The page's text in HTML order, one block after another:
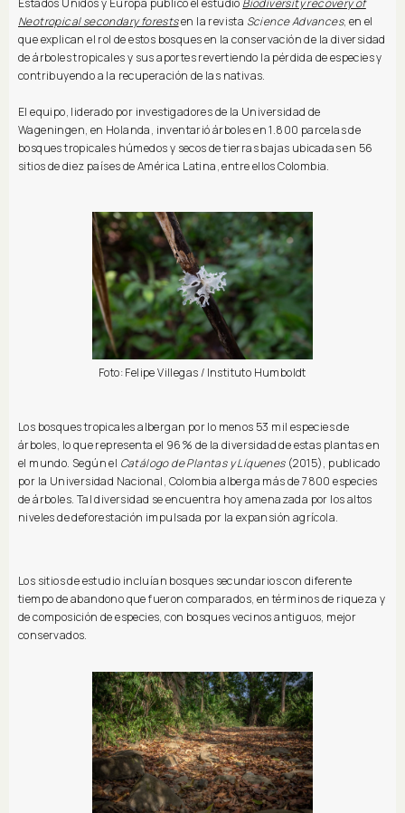
Estados Unidos y Europa publicó el estudio Biodiversity recovery of
Neotropical secondary forestsen la revista Science Advances, en el
que explican el rol de estos bosques en la conservación de la diversidad
de árboles tropicales y sus aportes revertiendo la pérdida de especies y
contribuyendo a la recuperación de las nativas.
El equipo, liderado por investigadores de la Universidad de
Wageningen, en Holanda, inventarió árboles en 1.800 parcelas de
bosques tropicales húmedos y secos de tierras bajas ubicadas en 56
sitios de diez países de América Latina, entre ellos Colombia.
Foto: Felipe Villegas / Instituto Humboldt
Los bosques tropicales albergan por lo menos 53 mil especies de
árboles, lo que representa el 96% de la diversidad de estas plantas en
el mundo. Según el Catálogo de Plantas y Líquenes(2015), publicado
por la Universidad Nacional, Colombia alberga más de 7800 especies
de árboles. Tal diversidad se encuentra hoy amenazada por los altos
niveles de deforestación impulsada por la expansión agrícola.
Los sitios de estudio incluían bosques secundarios con diferente
tiempo de abandono que fueron comparados, en términos de riqueza y
de composición de especies, con bosques vecinos antiguos, mejor
conservados.